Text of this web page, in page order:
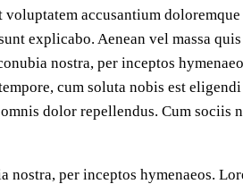
accusantium
explicabo. Aenean vel massa
nostra, per inceptos
cum soluta nobis est
dolor repellendus. Cum sociis
per inceptos hymenaeos.